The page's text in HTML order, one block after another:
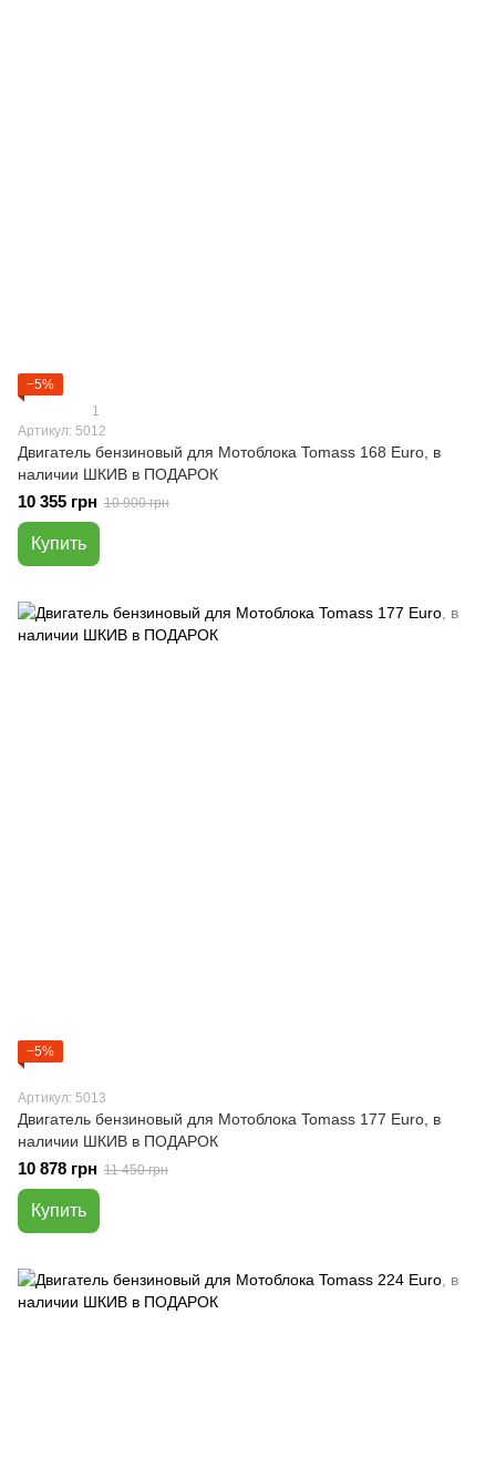
−5%
1
Артикул: 5012
Двигатель бензиновый для Мотоблока Tomass 168 Euro, в
наличии ШКИВ в ПОДАРОК
10 355 грн 10 900 грн
Купить
−5%
Артикул: 5013
Двигатель бензиновый для Мотоблока Tomass 177 Euro, в
наличии ШКИВ в ПОДАРОК
10 878 грн 11 450 грн
Купить